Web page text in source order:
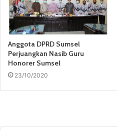
Anggota DPRD Sumsel
Perjuangkan Nasib Guru
Honorer Sumsel
23/10/2020